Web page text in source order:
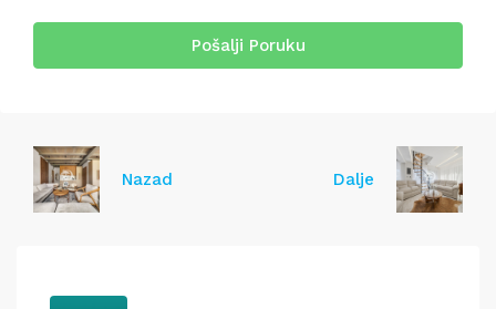
Pošalji Poruku
Nazad Dalje